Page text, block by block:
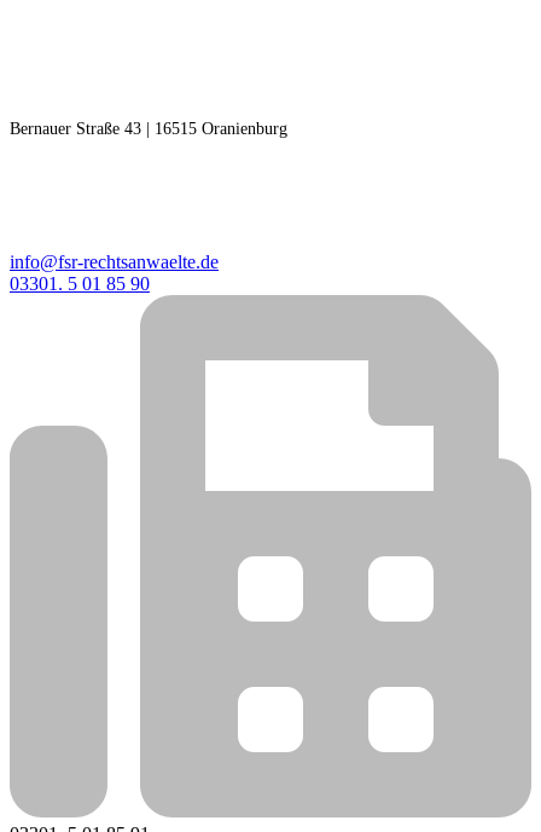
Bernauer Straße 43 | 16515 Oranienburg
info@fsr-rechtsanwaelte.de
03301. 5 01 85 90